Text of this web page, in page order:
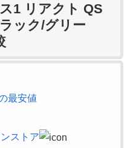
1 リアクト QS
ック/グリー
最安値
ストア